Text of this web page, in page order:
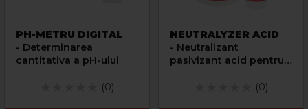
PH-METRU DIGITAL
- Determinarea
cantitativa a pH-ului
(0)
NEUTRALYZER ACID
- Neutralizant
pasivizant acid pentru
(0)